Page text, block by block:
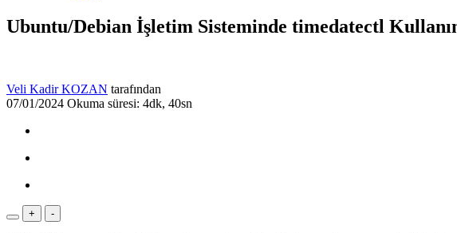
Ubuntu/Debian İşletim Sisteminde timedatectl
Veli Kadir KOZAN tarafından
07/01/2024 Okuma süresi: 4dk, 40sn
+ -